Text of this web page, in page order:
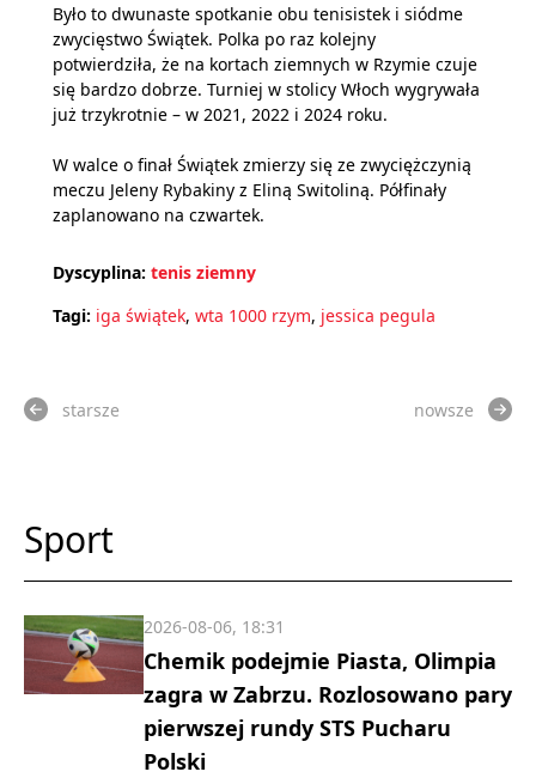
Było to dwunaste spotkanie obu tenisistek i siódme
zwycięstwo Świątek. Polka po raz kolejny
potwierdziła, że na kortach ziemnych w Rzymie czuje
się bardzo dobrze. Turniej w stolicy Włoch wygrywała
już trzykrotnie – w 2021, 2022 i 2024 roku.
W walce o finał Świątek zmierzy się ze zwyciężczynią
meczu Jeleny Rybakiny z Eliną Switoliną. Półfinały
zaplanowano na czwartek.
Dyscyplina: tenis ziemny
Tagi: iga świątek, wta 1000 rzym, jessica pegula
starsze nowsze
Sport
Chemik podejmie Piasta, Olimpia
zagra w Zabrzu. Rozlosowano pary
pierwszej rundy STS Pucharu
Polski
2026-08-06, 18:31